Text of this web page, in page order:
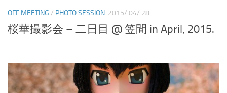
OFF MEETING / PHOTO SESSION 2015/ 04/ 28
桜華撮影会 – 二日目 @ 笠間 in April, 2015.